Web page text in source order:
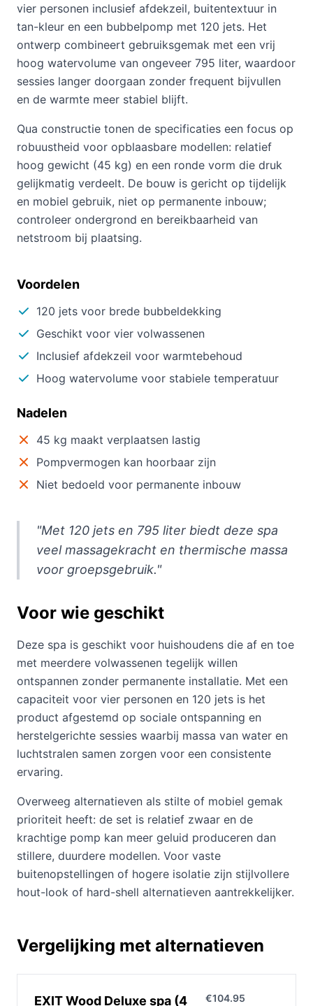
vier personen inclusief afdekzeil, buitentextuur in
tan-kleur en een bubbelpomp met 120 jets. Het
ontwerp combineert gebruiksgemak met een vrij
hoog watervolume van ongeveer 795 liter, waardoor
sessies langer doorgaan zonder frequent bijvullen
en de warmte meer stabiel blijft.
Qua constructie tonen de specificaties een focus op
robuustheid voor opblaasbare modellen: relatief
hoog gewicht (45 kg) en een ronde vorm die druk
gelijkmatig verdeelt. De bouw is gericht op tijdelijk
en mobiel gebruik, niet op permanente inbouw;
controleer ondergrond en bereikbaarheid van
netstroom bij plaatsing.
Voordelen
120 jets voor brede bubbeldekking
Geschikt voor vier volwassenen
Inclusief afdekzeil voor warmtebehoud
Hoog watervolume voor stabiele temperatuur
Nadelen
45 kg maakt verplaatsen lastig
Pompvermogen kan hoorbaar zijn
Niet bedoeld voor permanente inbouw
"Met 120 jets en 795 liter biedt deze spa
veel massagekracht en thermische massa
voor groepsgebruik."
Voor wie geschikt
Deze spa is geschikt voor huishoudens die af en toe
met meerdere volwassenen tegelijk willen
ontspannen zonder permanente installatie. Met een
capaciteit voor vier personen en 120 jets is het
product afgestemd op sociale ontspanning en
herstelgerichte sessies waarbij massa van water en
luchtstralen samen zorgen voor een consistente
ervaring.
Overweeg alternatieven als stilte of mobiel gemak
prioriteit heeft: de set is relatief zwaar en de
krachtige pomp kan meer geluid produceren dan
stillere, duurdere modellen. Voor vaste
buitenopstellingen of hogere isolatie zijn stijlvollere
hout-look of hard-shell alternatieven aantrekkelijker.
Vergelijking met alternatieven
EXIT Wood Deluxe spa (4
€104.95